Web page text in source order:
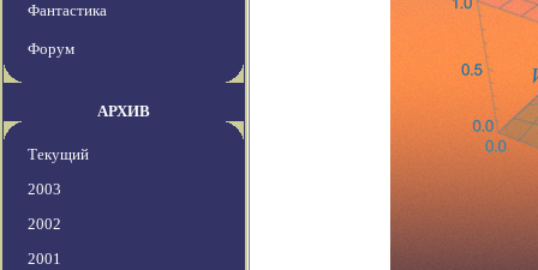
Фантастика
Форум
АРХИВ
Текущий
2003
2002
2001